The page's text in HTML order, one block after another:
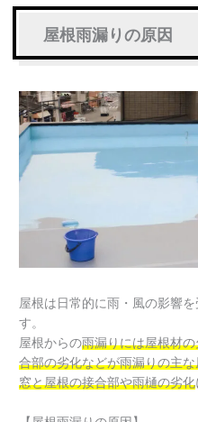
屋根雨漏りの原因
屋根は日常的に雨・風の影響
す。
屋根からの雨漏りには屋根材
合部の劣化などが雨漏りの主
窓と屋根の接合部や雨樋の劣化
工